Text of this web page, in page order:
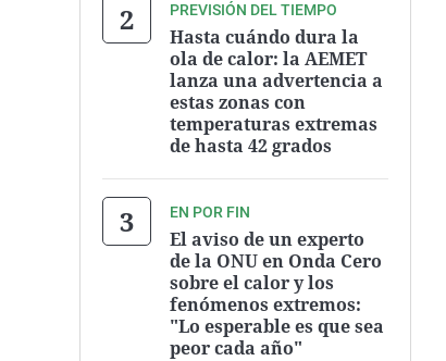
PREVISIÓN DEL TIEMPO
Hasta cuándo dura la
ola de calor: la AEMET
lanza una advertencia a
estas zonas con
temperaturas extremas
de hasta 42 grados
EN POR FIN
El aviso de un experto
de la ONU en Onda Cero
sobre el calor y los
fenómenos extremos:
"Lo esperable es que sea
peor cada año"